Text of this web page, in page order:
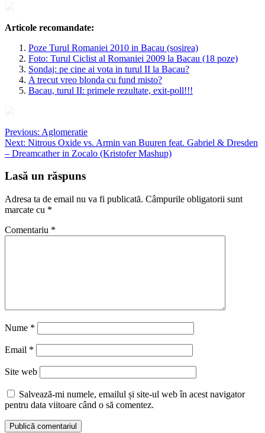
Articole recomandate:
Poze Turul Romaniei 2010 in Bacau (sosirea)
Foto: Turul Ciclist al Romaniei 2009 la Bacau (18 poze)
Sondaj: pe cine ai vota in turul II la Bacau?
A trecut vreo blonda cu fund misto?
Bacau, turul II: primele rezultate, exit-poll!!!
Navigare
în
Previous: Aglomeratie
Next: Nitrous Oxide vs. Armin van Buuren feat. Gabriel & Dresden
– Dreamcather in Zocalo (Kristofer Mashup)
Lasă un răspuns
Adresa ta de email nu va fi publicată. Câmpurile obligatorii sunt
marcate cu *
Comentariu *
Nume *
Email *
Site web
Salvează-mi numele, emailul și site-ul web în acest navigator
pentru data viitoare când o să comentez.